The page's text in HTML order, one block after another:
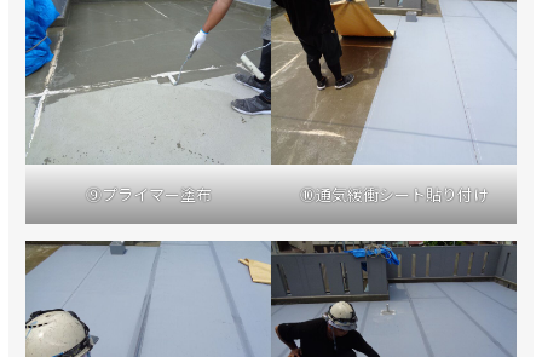
⑨プライマー塗布 ⑩通気緩衝シート貼り付け